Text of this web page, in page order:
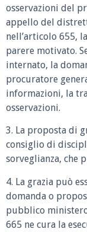
osservazioni del
appello del
nell’articolo 655,
parere motivato.
internato, la
procuratore
informazioni, la
osservazioni.
3. La proposta di
consiglio di
sorveglianza, che
4. La grazia può
domanda o
pubblico
665 ne cura la